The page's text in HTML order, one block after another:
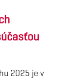
2025 je v